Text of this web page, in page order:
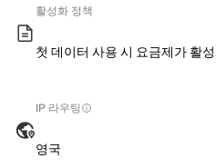
활성화 정책
첫 데이터 사용 시 요금제가 활
IP 라우팅
영국